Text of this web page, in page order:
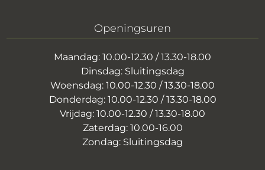
Openingsuren
Maandag: 10.00-12.30 / 13.30-18.00
Dinsdag: Sluitingsdag
Woensdag: 10.00-12.30 / 13.30-18.00
Donderdag: 10.00-12.30 / 13.30-18.00
Vrijdag: 10.00-12.30 / 13.30-18.00
Zaterdag: 10.00-16.00
Zondag: Sluitingsdag